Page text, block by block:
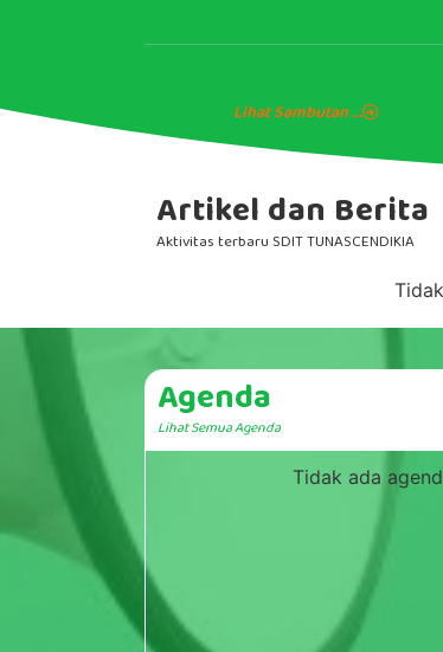
Lihat Sambutan ...
Artikel dan Berita
Aktivitas terbaru SDIT TUNASCENDIKIA
Agenda
Lihat Semua Agenda
Tidak ada